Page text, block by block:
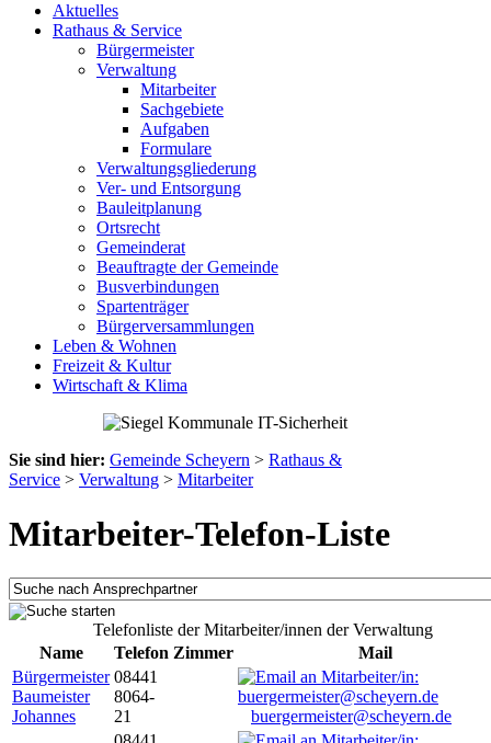
Aktuelles
Rathaus & Service
Bürgermeister
Verwaltung
Mitarbeiter
Sachgebiete
Aufgaben
Formulare
Verwaltungsgliederung
Ver- und Entsorgung
Bauleitplanung
Ortsrecht
Gemeinderat
Beauftragte der Gemeinde
Busverbindungen
Spartenträger
Bürgerversammlungen
Leben & Wohnen
Freizeit & Kultur
Wirtschaft & Klima
Sie sind hier: Gemeinde Scheyern > Rathaus &
Service > Verwaltung > Mitarbeiter
Mitarbeiter-Telefon-Liste
Telefonliste der Mitarbeiter/innen der Verwaltung
Name
Telefon Zimmer
Mail
Bürgermeister
Baumeister
Johannes
08441
8064-
21
buergermeister@scheyern.de